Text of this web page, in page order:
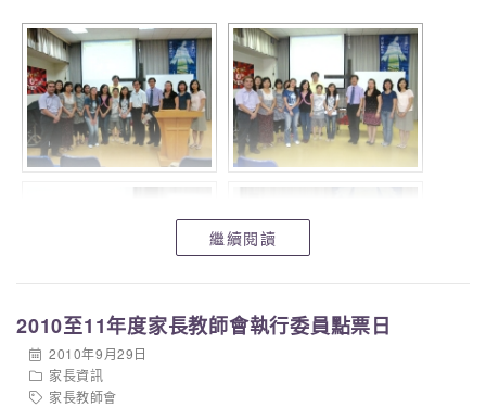
繼續閱讀
2010至11年度家長教師會執行委員點票日
2010年9月29日
家長資訊
家長教師會